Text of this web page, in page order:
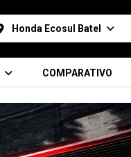
Honda Ecosul Batel
COMPARATIVO